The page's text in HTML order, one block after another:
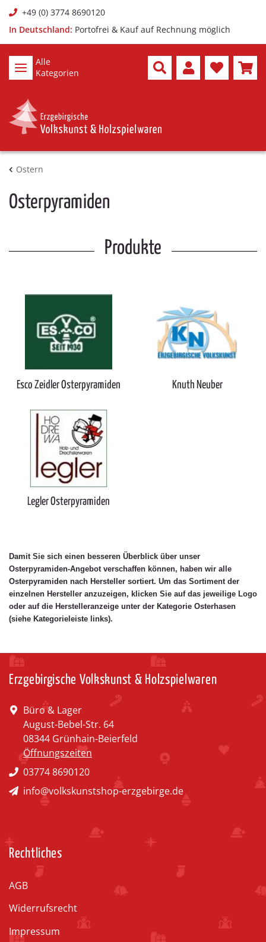
+49 (0) 3774 8690120
In Deutschland: Portofrei & Kauf auf Rechnung möglich
Alle
Kategorien
Ostern
Osterpyramiden
Produkte
Esco Zeidler Osterpyramiden Knuth Neuber
Legler Osterpyramiden
Damit Sie sich einen besseren Überblick über unser
Osterpyramiden-Angebot verschaffen können, haben wir alle
Osterpyramiden nach Hersteller sortiert. Um das Sortiment der
einzelnen Hersteller anzuzeigen, klicken Sie auf das jeweilige Logo
oder auf die Herstelleranzeige unter der Kategorie Osterhasen
(siehe Kategorieleiste links).
Erzgebirgische Volkskunst & Holzspielwaren
Büro & Lager
August-Bebel-Str. 64
08344 Grünhain-Beierfeld
Öffnungszeiten
03774 8690120
info@volkskunstshop-erzgebirge.de
Rechtliches
AGB
Widerrufsrecht
Impressum